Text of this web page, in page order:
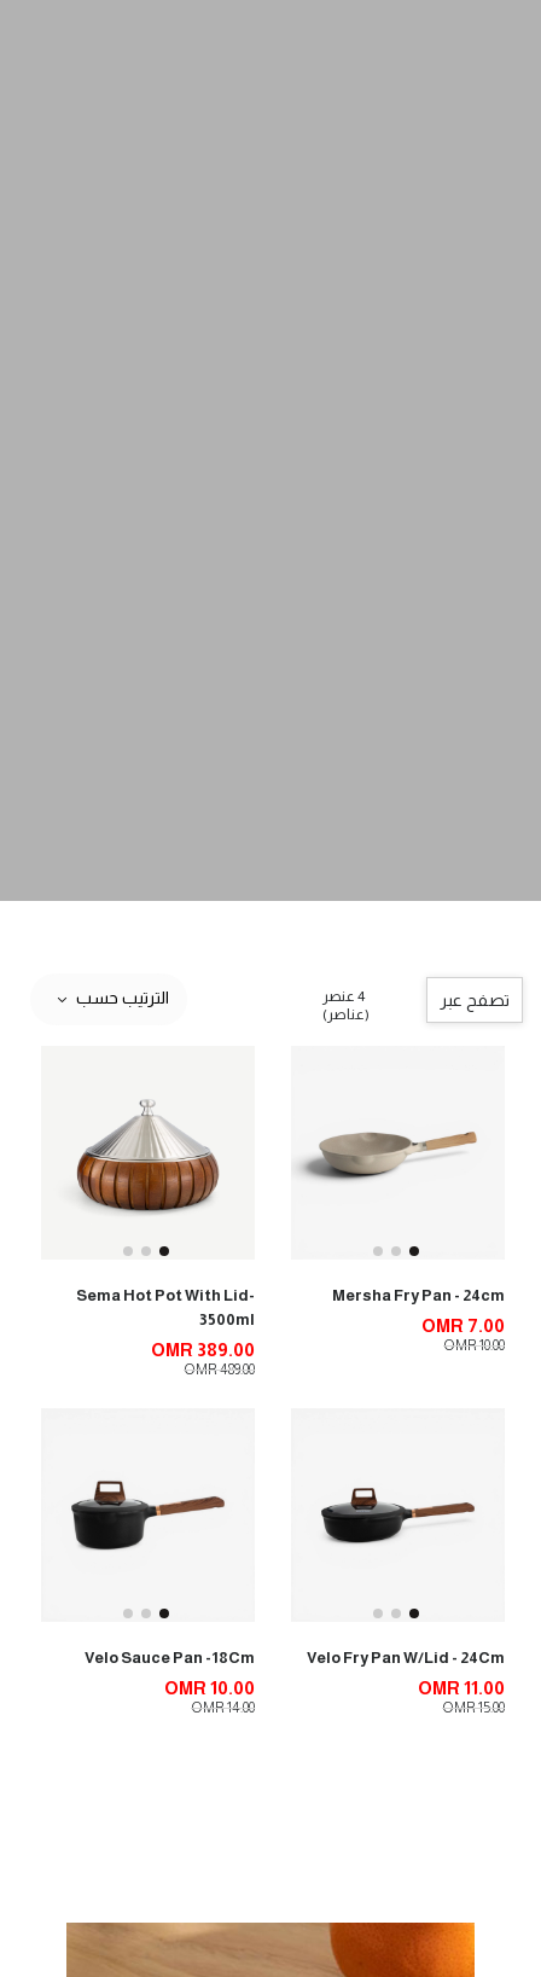
تصفح عبر
4 عنصر
(عناصر)
الترتيب حسب
Mersha Fry Pan - 24cm
OMR 7.00
OMR 10.00
Sema Hot Pot With Lid-
3500ml
OMR 389.00
OMR 489.00
Velo Fry Pan W/Lid - 24Cm
OMR 11.00
OMR 15.00
Velo Sauce Pan -18Cm
OMR 10.00
OMR 14.00